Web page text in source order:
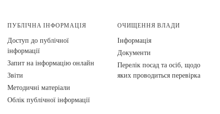
ПУБЛІЧНА ІНФОРМАЦІЯ
Доступ до публічної
інформації
Запит на інформацію онлайн
Звіти
Методичні матеріали
Облік публічної інформації
ОЧИЩЕННЯ ВЛАДИ
Інформація
Документи
Перелік посад та осіб, щодо
яких проводиться перевірка